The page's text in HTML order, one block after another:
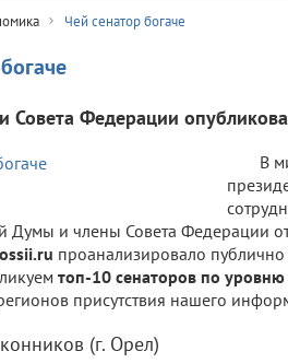
Чей сенатор богаче
Совета Федерации
В
Думы и члены Совета Федерации
проанализировало
топ-10 сенаторов по
присутствия нашего
(г. Орел)